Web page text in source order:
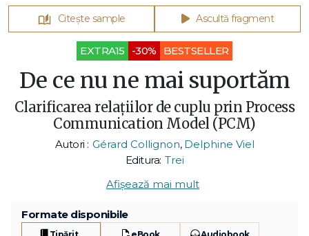
Citește sample Ascultă fragment
EXTRA15 -30% BESTSELLER
De ce nu ne mai suportăm
Clarificarea relațiilor de cuplu prin Process
Communication Model (PCM)
Autori : Gérard Collignon, Delphine Viel
Editura: Trei
Afișează mai mult
Formate disponibile